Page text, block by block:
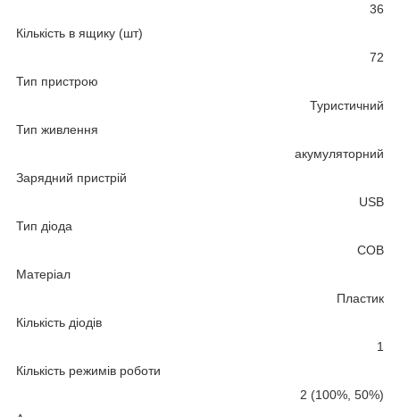
36
Кількість в ящику (шт)
72
Тип пристрою
Туристичний
Тип живлення
акумуляторний
Зарядний пристрій
USB
Тип діода
COB
Матеріал
Пластик
Кількість діодів
1
Кількість режимів роботи
2 (100%, 50%)